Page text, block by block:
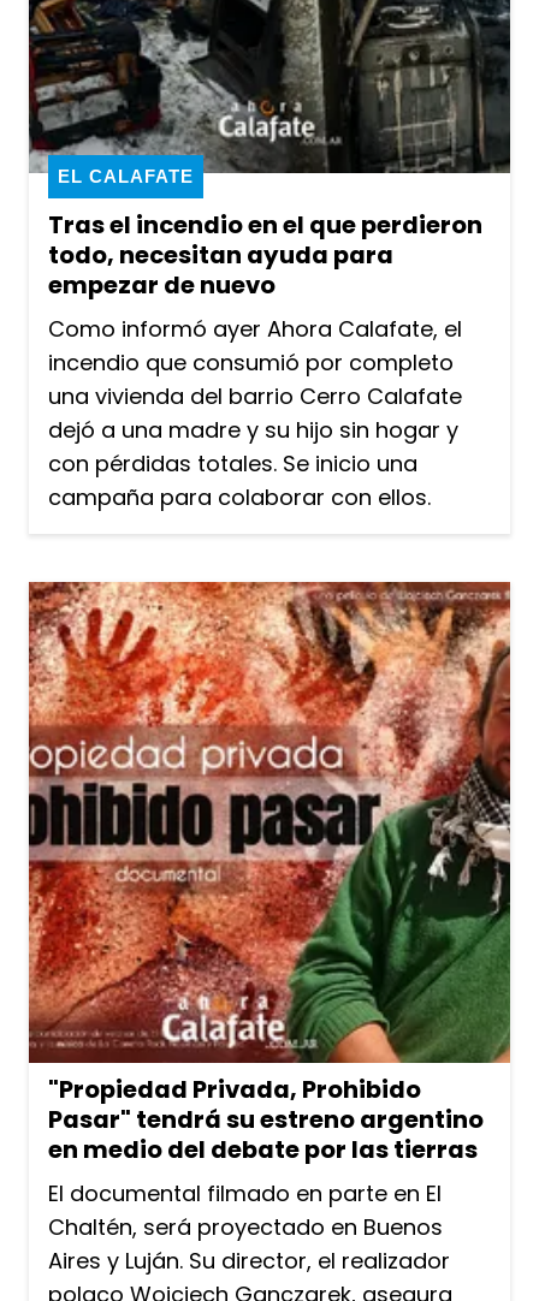
Tras el incendio en el que perdieron
todo, necesitan ayuda para
empezar de nuevo
EL CALAFATE
Como informó ayer Ahora Calafate, el
incendio que consumió por completo
una vivienda del barrio Cerro Calafate
dejó a una madre y su hijo sin hogar y
con pérdidas totales. Se inicio una
campaña para colaborar con ellos.
"Propiedad Privada, Prohibido
Pasar" tendrá su estreno argentino
en medio del debate por las tierras
El documental filmado en parte en El
Chaltén, será proyectado en Buenos
Aires y Luján. Su director, el realizador
polaco Wojciech Ganczarek, asegura